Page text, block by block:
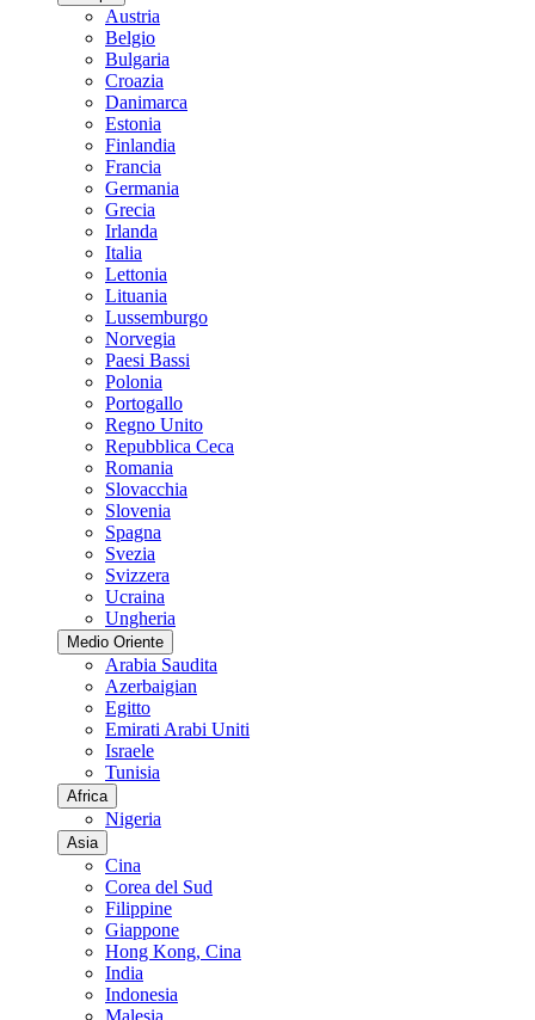
Austria
Belgio
Bulgaria
Croazia
Danimarca
Estonia
Finlandia
Francia
Germania
Grecia
Irlanda
Italia
Lettonia
Lituania
Lussemburgo
Norvegia
Paesi Bassi
Polonia
Portogallo
Regno Unito
Repubblica Ceca
Romania
Slovacchia
Slovenia
Spagna
Svezia
Svizzera
Ucraina
Ungheria
Medio Oriente
Arabia Saudita
Azerbaigian
Egitto
Emirati Arabi Uniti
Israele
Tunisia
Africa
Nigeria
Asia
Cina
Corea del Sud
Filippine
Giappone
Hong Kong, Cina
India
Indonesia
Malesia